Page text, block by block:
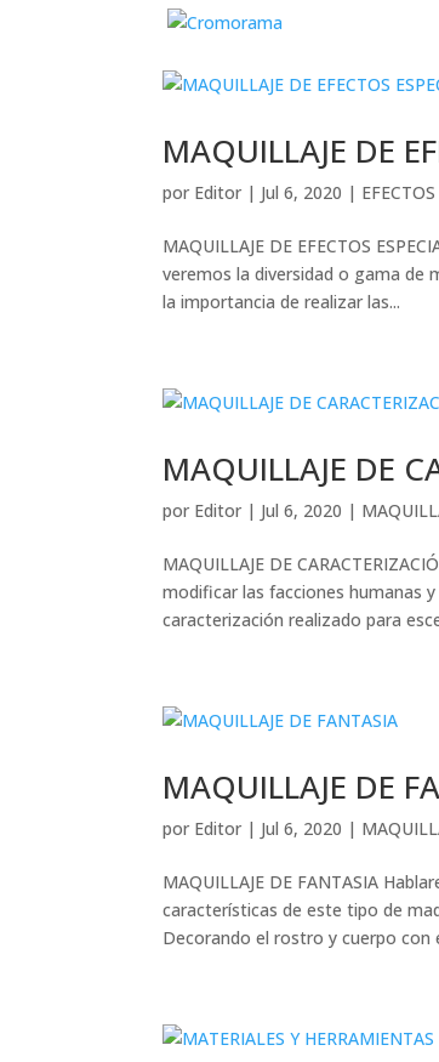
MAQUILLAJE DE
por Editor | Jul 6, 2020 |
MAQUILLAJE DE EFECTOS
veremos la diversidad o gama de
la importancia de realizar las...
MAQUILLAJE DE
por Editor | Jul 6, 2020 |
MAQUILLAJE DE
modificar las facciones humanas
caracterización realizado para
MAQUILLAJE DE
por Editor | Jul 6, 2020 |
MAQUILLAJE DE FANTASIA
características de este tipo de
Decorando el rostro y cuerpo con